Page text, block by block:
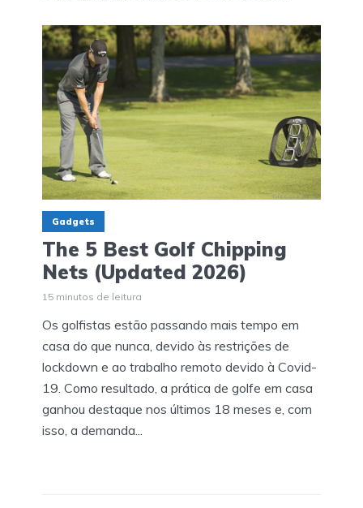
Gadgets
The 5 Best Golf Chipping
Nets (Updated 2026)
15 minutos de leitura
Os golfistas estão passando mais tempo em
casa do que nunca, devido às restrições de
lockdown e ao trabalho remoto devido à Covid-
19. Como resultado, a prática de golfe em casa
ganhou destaque nos últimos 18 meses e, com
isso, a demanda...